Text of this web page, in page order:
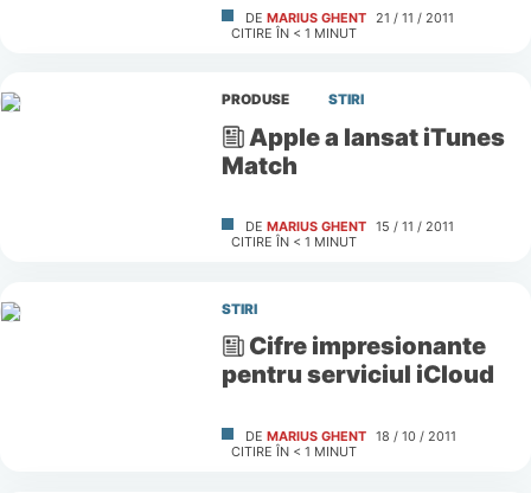
DE MARIUS GHENT
21 / 11 / 2011
CITIRE ÎN < 1 MINUT
PRODUSE STIRI
Apple a lansat iTunes
Match
DE MARIUS GHENT 15 / 11 / 2011
CITIRE ÎN < 1 MINUT
STIRI
Cifre impresionante
pentru serviciul iCloud
DE MARIUS GHENT 18 / 10 / 2011
CITIRE ÎN < 1 MINUT